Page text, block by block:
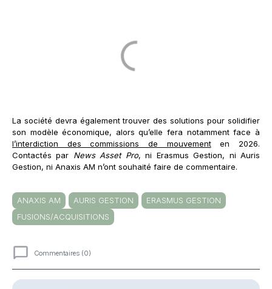
La société devra également trouver des solutions pour solidifier
son modèle économique, alors qu’elle fera notamment face à
l’interdiction des commissions de mouvementen 2026.
Contactés par News Asset Pro, ni Erasmus Gestion, ni Auris
Gestion, ni Anaxis AM n’ont souhaité faire de commentaire.
ANAXIS AM AURIS GESTION
ERASMUS GESTION
FUSIONS/ACQUISITIONS
Commentaires (0)